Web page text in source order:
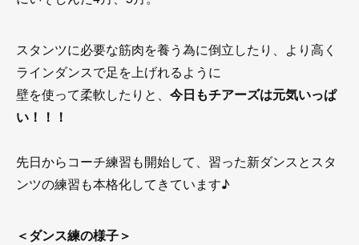
スタンツに必要な筋肉を養う為に倒立したり、より高く
ラインダンスで足を上げれるように
壁を使って柔軟したりと、 今日もチアーズは元気いっぱ
い！！！
先日からコーチ練習も開始して、習った新ダンスとスタ
ンツの練習も本格化してきています♪
＜ダンス練の様子＞